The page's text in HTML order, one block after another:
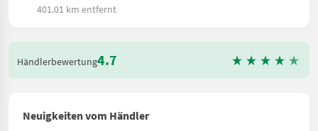
401.01 km entfernt
Händlerbewertung4.7
Neuigkeiten vom Händler